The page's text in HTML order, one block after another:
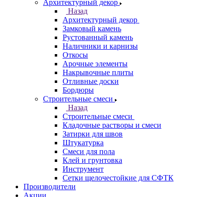
Архитектурный декор
Назад
Архитектурный декор
Замковый камень
Рустованный камень
Наличники и карнизы
Откосы
Арочные элементы
Накрывочные плиты
Отливные доски
Бордюры
Строительные смеси
Назад
Строительные смеси
Кладочные растворы и смеси
Затирки для швов
Штукатурка
Смеси для пола
Клей и грунтовка
Инструмент
Сетки щелочестойкие для СФТК
Производители
Акции